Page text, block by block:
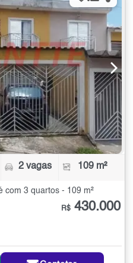
2 vagas 109 m²
com 3 quartos - 109 m²
R$ 430.000